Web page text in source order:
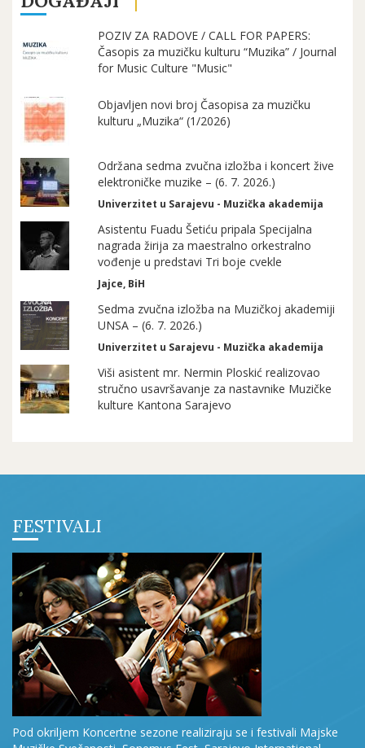
POZIV ZA RADOVE / CALL FOR PAPERS:
Časopis za muzičku kulturu “Muzika” / Journal
for Music Culture "Music"
Objavljen novi broj Časopisa za muzičku
kulturu „Muzika“ (1/2026)
Održana sedma zvučna izložba i koncert žive
elektroničke muzike – (6. 7. 2026.)
Univerzitet u Sarajevu - Muzička akademija
Asistentu Fuadu Šetiću pripala Specijalna
nagrada žirija za maestralno orkestralno
vođenje u predstavi Tri boje cvekle
Jajce, BiH
Sedma zvučna izložba na Muzičkoj akademiji
UNSA – (6. 7. 2026.)
Univerzitet u Sarajevu - Muzička akademija
Viši asistent mr. Nermin Ploskić realizovao
stručno usavršavanje za nastavnike Muzičke
kulture Kantona Sarajevo
FESTIVALI
Pod okriljem Koncertne sezone realiziraju se i festivali Majske